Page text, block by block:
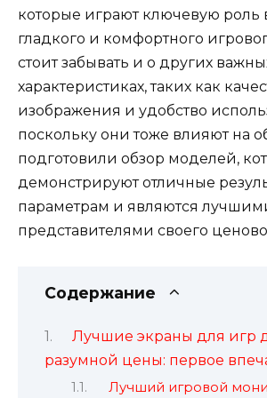
которые играют ключевую роль
гладкого и комфортного
стоит забывать и о других
характеристиках, таких как
изображения и удобство
поскольку они тоже влияют на
подготовили обзор моделей,
демонстрируют отличные
параметрам и являются
представителями своего
Содержание
Лучшие экраны для игр
разумной цены: первое
Лучший игровой